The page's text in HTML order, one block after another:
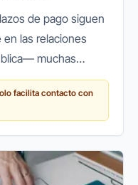
de pago siguen
las relaciones
muchas
herramientas que
facilita contacto con